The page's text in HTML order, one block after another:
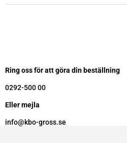
Ring oss för att göra din beställning
0292-500 00
Eller mejla
info@kbo-gross.se